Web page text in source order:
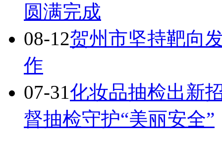
圆满完成
08-12贺州市坚持靶向
作
07-31化妆品抽检出新
督抽检守护“美丽安全”